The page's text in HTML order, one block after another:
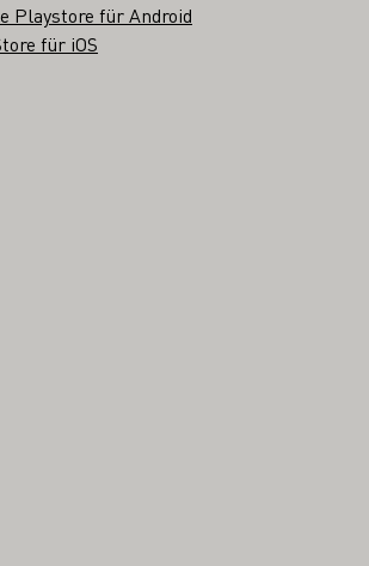
Playstore für Android
für iOS